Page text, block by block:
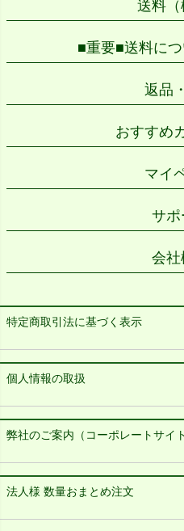
送料（
■重要■送料に
返品
おすすめ
マイ
サポ
会社
特定商取引法に基づく表示
個人情報の取扱
弊社のご案内（コーポレートサイト
法人様 数量おまとめ注文